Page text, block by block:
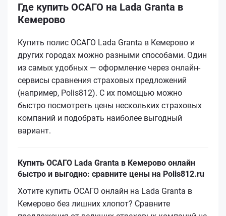
Где купить ОСАГО на Lada Granta в
Кемерово
Купить полис ОСАГО Lada Granta в Кемерово и
других городах можно разными способами. Один
из самых удобных — оформление через онлайн-
сервисы сравнения страховых предложений
(например, Polis812). С их помощью можно
быстро посмотреть цены нескольких страховых
компаний и подобрать наиболее выгодный
вариант.
Купить ОСАГО Lada Granta в Кемерово онлайн
быстро и выгодно: сравните цены на Polis812.ru
Хотите купить ОСАГО онлайн на Lada Granta в
Кемерово без лишних хлопот? Сравните